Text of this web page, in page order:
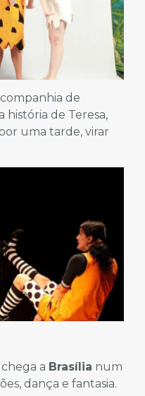
de
história de Teresa,
uma tarde, virar
chega a Brasília num
dança e fantasia.